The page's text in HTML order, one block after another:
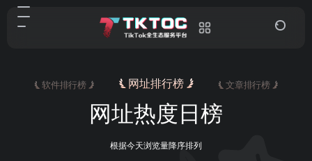
网址排行榜 文章排行榜
软件排行榜
网址热度日榜
根据今天浏览量降序排列